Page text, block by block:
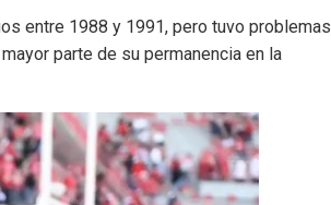
entre 1988 y 1991, pero tuvo problemas
parte de su permanencia en la